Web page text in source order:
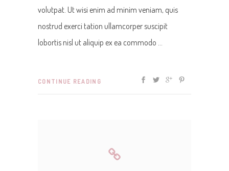
volutpat. Ut wisi enim ad minim veniam, quis
nostrud exerci tation ullamcorper suscipit
lobortis nisl ut aliquip ex ea commodo
CONTINUE READING